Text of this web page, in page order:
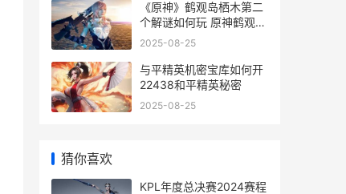
《原神》鹤观岛栖木第二
个解谜如何玩 原神鹤观岛
迷雾怎么解除
2025-08-25
与平精英机密宝库如何开
22438和平精英秘密
2025-08-25
猜你喜欢
KPL年度总决赛2024赛程